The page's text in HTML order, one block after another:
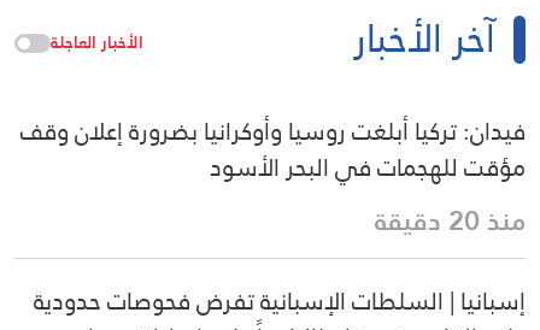
آخر الأخبار الأخبار العاجلة
فيدان: تركيا أبلغت روسيا وأوكرانيا بضرورة إعلان وقف
مؤقت للهجمات في البحر الأسود
منذ 20 دقيقة
إسبانيا | السلطات الإسبانية تفرض فحوصات حدودية